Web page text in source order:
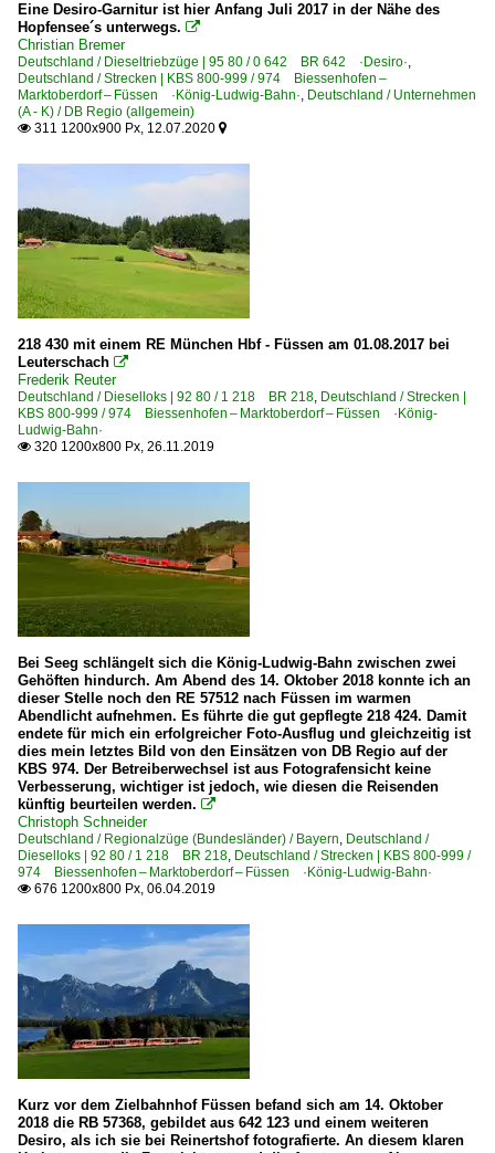
Eine Desiro-Garnitur ist hier Anfang Juli 2017 in der Nähe des
Hopfensee´s unterwegs. 
Christian Bremer
Deutschland / Dieseltriebzüge | 95 80 / 0 642 BR 642 ·Desiro·,
Deutschland / Strecken | KBS 800-999 / 974 Biessenhofen –
Marktoberdorf – Füssen ·König-Ludwig-Bahn·, Deutschland / Unternehmen
(A - K) / DB Regio (allgemein)
 311 1200x900 Px, 12.07.2020 
218 430 mit einem RE München Hbf - Füssen am 01.08.2017 bei
Leuterschach 
Frederik Reuter
Deutschland / Dieselloks | 92 80 / 1 218 BR 218, Deutschland / Strecken |
KBS 800-999 / 974 Biessenhofen – Marktoberdorf – Füssen ·König-
Ludwig-Bahn·
 320 1200x800 Px, 26.11.2019
Bei Seeg schlängelt sich die König-Ludwig-Bahn zwischen zwei
Gehöften hindurch. Am Abend des 14. Oktober 2018 konnte ich an
dieser Stelle noch den RE 57512 nach Füssen im warmen
Abendlicht aufnehmen. Es führte die gut gepflegte 218 424. Damit
endete für mich ein erfolgreicher Foto-Ausflug und gleichzeitig ist
dies mein letztes Bild von den Einsätzen von DB Regio auf der
KBS 974. Der Betreiberwechsel ist aus Fotografensicht keine
Verbesserung, wichtiger ist jedoch, wie diesen die Reisenden
künftig beurteilen werden. 
Christoph Schneider
Deutschland / Regionalzüge (Bundesländer) / Bayern, Deutschland /
Dieselloks | 92 80 / 1 218 BR 218, Deutschland / Strecken | KBS 800-999 /
974 Biessenhofen – Marktoberdorf – Füssen ·König-Ludwig-Bahn·
 676 1200x800 Px, 06.04.2019
Kurz vor dem Zielbahnhof Füssen befand sich am 14. Oktober
2018 die RB 57368, gebildet aus 642 123 und einem weiteren
Desiro, als ich sie bei Reinertshof fotografierte. An diesem klaren